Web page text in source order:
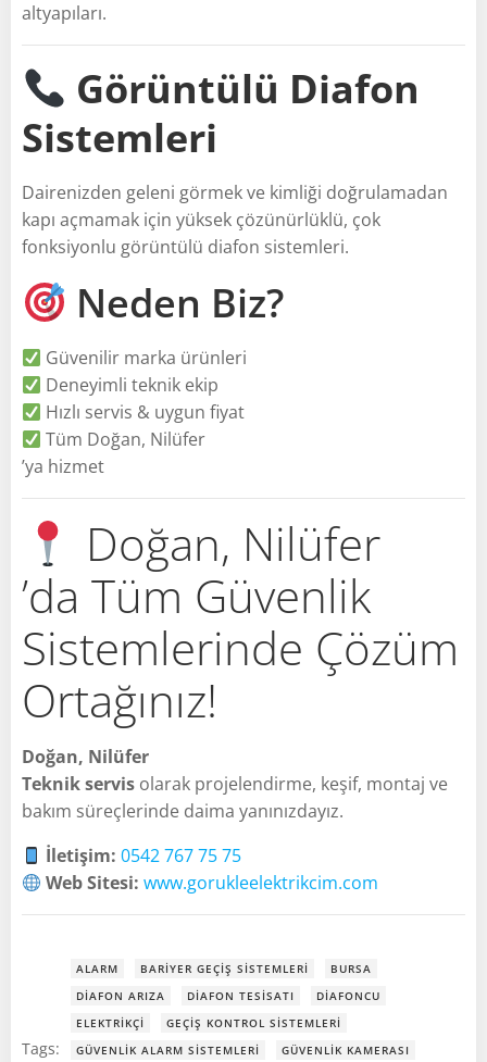
altyapıları.
Görüntülü Diafon
Sistemleri
Dairenizden geleni görmek ve kimliği doğrulamadan
kapı açmamak için yüksek çözünürlüklü, çok
fonksiyonlu görüntülü diafon sistemleri.
Neden Biz?
Güvenilir marka ürünleri
Deneyimli teknik ekip
Hızlı servis & uygun fiyat
Tüm Doğan, Nilüfer
’ya hizmet
Doğan, Nilüfer
’da Tüm Güvenlik
Sistemlerinde Çözüm
Ortağınız!
Doğan, Nilüfer
Teknik servis olarak projelendirme, keşif, montaj ve
bakım süreçlerinde daima yanınızdayız.
İletişim: 0542 767 75 75
Web Sitesi: www.gorukleelektrikcim.com
Tags:
ALARM BARIYER GEÇIŞ SISTEMLERI
BURSA
DIAFON ARIZA
DIAFON TESISATI
DIAFONCU
ELEKTRIKÇI
GEÇIŞ KONTROL SISTEMLERI
GÜVENLIK ALARM SISTEMLERI
GÜVENLIK KAMERASI